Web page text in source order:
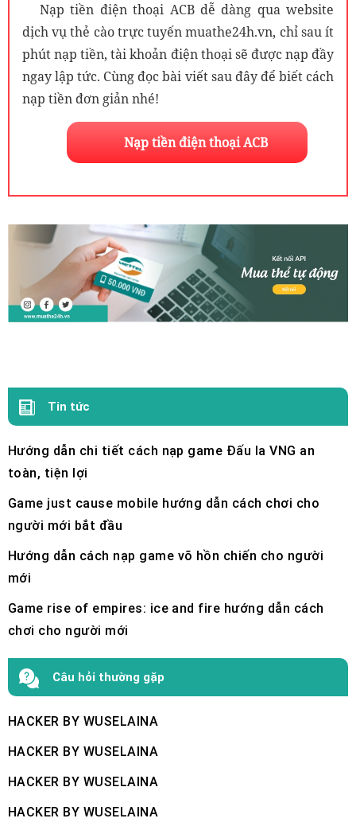
Nạp tiền điện thoại ACB dễ dàng qua website
dịch vụ thẻ cào trực tuyến muathe24h.vn, chỉ sau ít
phút nạp tiền, tài khoản điện thoại sẽ được nạp đầy
ngay lập tức. Cùng đọc bài viết sau đây để biết cách
nạp tiền đơn giản nhé!
Nạp tiền điện thoại ACB
Tin tức
Hướng dẫn chi tiết cách nạp game Đấu la VNG an
toàn, tiện lợi
Game just cause mobile hướng dẫn cách chơi cho
người mới bắt đầu
Hướng dẫn cách nạp game võ hồn chiến cho người
mới
Game rise of empires: ice and fire hướng dẫn cách
chơi cho người mới
Câu hỏi thường gặp
HACKER BY WUSELAINA
HACKER BY WUSELAINA
HACKER BY WUSELAINA
HACKER BY WUSELAINA